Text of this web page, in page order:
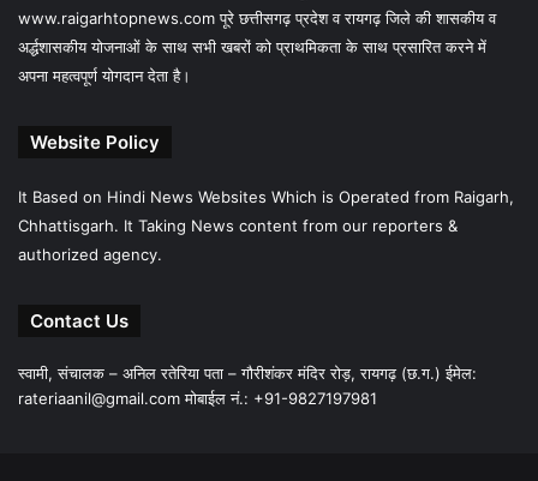
www.raigarhtopnews.com पूरे छत्तीसगढ़ प्रदेश व रायगढ़ जिले की शासकीय व
अर्द्धशासकीय योजनाओं के साथ सभी खबरों को प्राथमिकता के साथ प्रसारित करने में
अपना महत्वपूर्ण योगदान देता है।
Website Policy
It Based on Hindi News Websites Which is Operated from Raigarh,
Chhattisgarh. It Taking News content from our reporters &
authorized agency.
Contact Us
स्वामी, संचालक – अनिल रतेरिया पता – गौरीशंकर मंदिर रोड़, रायगढ़ (छ.ग.) ईमेल:
rateriaanil@gmail.comमोबाईल नं.: +91-9827197981